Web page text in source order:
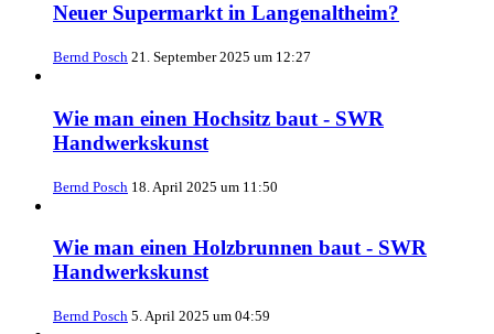
Neuer Supermarkt in Langenaltheim?
Bernd Posch 21. September 2025 um 12:27
Wie man einen Hochsitz baut - SWR
Handwerkskunst
Bernd Posch 18. April 2025 um 11:50
Wie man einen Holzbrunnen baut - SWR
Handwerkskunst
Bernd Posch 5. April 2025 um 04:59